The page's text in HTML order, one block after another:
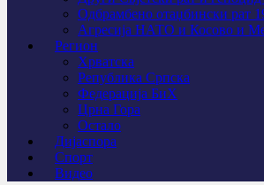
Одбрамбено отаџбински рат
Агресија НАТО и Косово и
Регион
Хрватска
Република Српска
Федерација БиХ
Црна Гора
Остало
Дијаспора
Спорт
Видео